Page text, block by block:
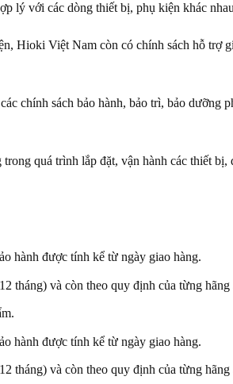
với các dòng thiết bị, phụ kiện khác
Hioki Việt Nam còn có chính sách hỗ trợ
chính sách bảo hành, bảo trì, bảo dưỡng
quá trình lắp đặt, vận hành các thiết
hành được tính kể từ ngày giao hàng.
tháng) và còn theo quy định của từng
hành được tính kể từ ngày giao hàng.
tháng) và còn theo quy định của từng